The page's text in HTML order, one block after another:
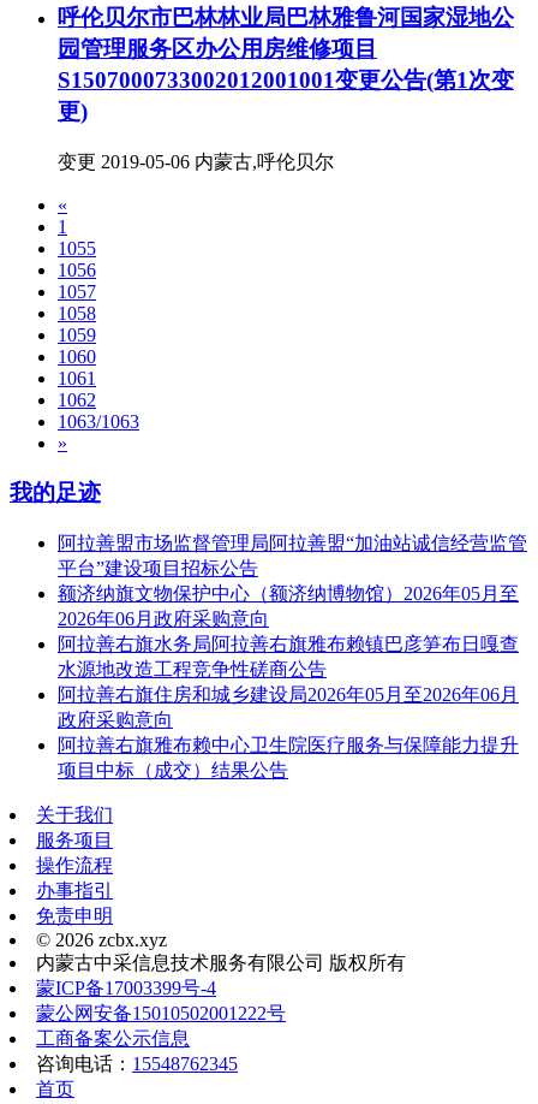
呼伦贝尔市巴林林业局巴林雅鲁河国家湿地公
园管理服务区办公用房维修项目
S1507000733002012001001变更公告(第1次变
更)
变更 2019-05-06 内蒙古,呼伦贝尔
«
1
1055
1056
1057
1058
1059
1060
1061
1062
1063/1063
»
我的足迹
阿拉善盟市场监督管理局阿拉善盟“加油站诚信经营监管
平台”建设项目招标公告
额济纳旗文物保护中心（额济纳博物馆）2026年05月至
2026年06月政府采购意向
阿拉善右旗水务局阿拉善右旗雅布赖镇巴彦笋布日嘎查
水源地改造工程竞争性磋商公告
阿拉善右旗住房和城乡建设局2026年05月至2026年06月
政府采购意向
阿拉善右旗雅布赖中心卫生院医疗服务与保障能力提升
项目中标（成交）结果公告
关于我们
服务项目
操作流程
办事指引
免责申明
© 2026 zcbx.xyz
内蒙古中采信息技术服务有限公司 版权所有
蒙ICP备17003399号-4
蒙公网安备15010502001222号
工商备案公示信息
咨询电话： 15548762345
首页